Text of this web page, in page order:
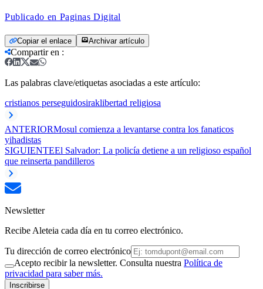
Publicado en Paginas Digital
Copiar el enlace Archivar artículo
Compartir en :
Las palabras clave/etiquetas asociadas a este artículo:
cristianos perseguidosiraklibertad religiosa
ANTERIORMosul comienza a levantarse contra los fanaticos
yihadistas
SIGUIENTEEl Salvador: La policía detiene a un religioso español
que reinserta pandilleros
Newsletter
Recibe Aleteia cada día en tu correo electrónico.
Tu dirección de correo electrónico
Acepto recibir la newsletter. Consulta nuestra Política de
privacidad para saber más.
Inscribirse